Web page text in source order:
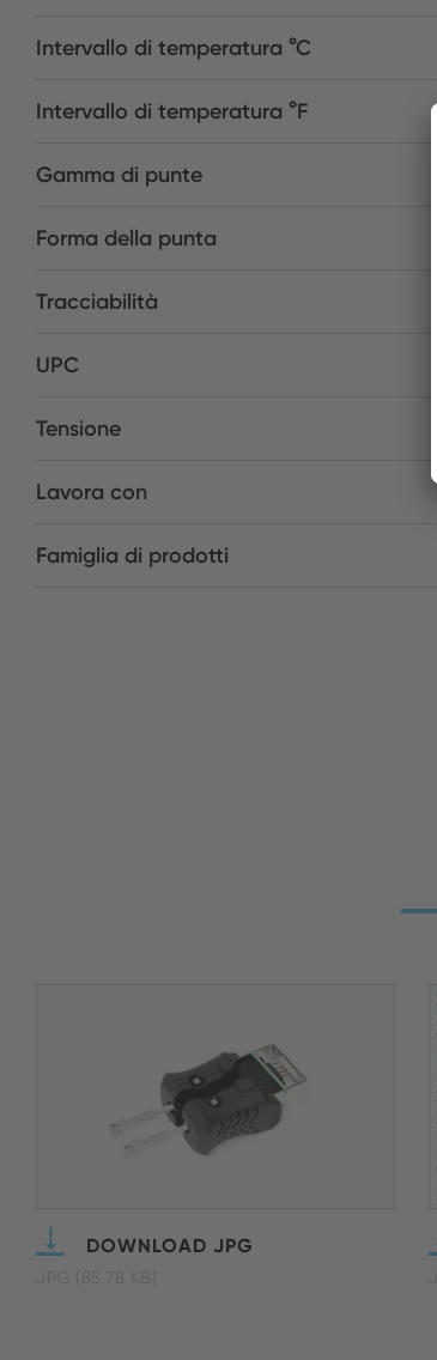
Intervallo di temperatura °C
Intervallo di temperatura °F
Gamma di punte
Forma della punta
Tracciabilità
UPC
Tensione
Lavora con
Famiglia di prodotti
DOWNLOAD JPG